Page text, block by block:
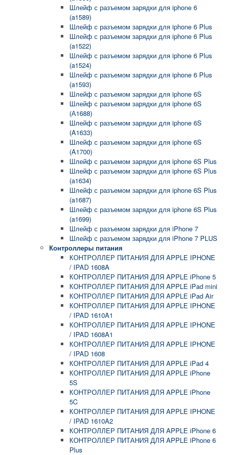
Шлейф с разъемом зарядки для iphone 6
(a1589)
Шлейф с разъемом зарядки для iphone 6 Plus
Шлейф с разъемом зарядки для iphone 6 Plus
(a1522)
Шлейф с разъемом зарядки для iphone 6 Plus
(a1524)
Шлейф с разъемом зарядки для iphone 6 Plus
(a1593)
Шлейф с разъемом зарядки для iphone 6S
Шлейф с разъемом зарядки для iphone 6S
(А1688)
Шлейф с разъемом зарядки для iphone 6S
(A1633)
Шлейф с разъемом зарядки для iphone 6S
(A1700)
Шлейф с разъемом зарядки для iphone 6S Plus
Шлейф с разъемом зарядки для iphone 6S Plus
(a1634)
Шлейф с разъемом зарядки для iphone 6S Plus
(a1687)
Шлейф с разъемом зарядки для iphone 6S Plus
(a1699)
Шлейф с разъемом зарядки для iPhone 7
Шлейф с разъемом зарядки для iPhone 7 PLUS
Контроллеры питания
КОНТРОЛЛЕР ПИТАНИЯ ДЛЯ APPLE IPHONE
/ IPAD 1608A
КОНТРОЛЛЕР ПИТАНИЯ ДЛЯ APPLE iPhone 5
КОНТРОЛЛЕР ПИТАНИЯ ДЛЯ APPLE iPad mini
КОНТРОЛЛЕР ПИТАНИЯ ДЛЯ APPLE iPad Air
КОНТРОЛЛЕР ПИТАНИЯ ДЛЯ APPLE IPHONE
/ IPAD 1610A1
КОНТРОЛЛЕР ПИТАНИЯ ДЛЯ APPLE IPHONE
/ IPAD 1608A1
КОНТРОЛЛЕР ПИТАНИЯ ДЛЯ APPLE IPHONE
/ IPAD 1608
КОНТРОЛЛЕР ПИТАНИЯ ДЛЯ APPLE iPad 4
КОНТРОЛЛЕР ПИТАНИЯ ДЛЯ APPLE iPhone
5S
КОНТРОЛЛЕР ПИТАНИЯ ДЛЯ APPLE iPhone
5C
КОНТРОЛЛЕР ПИТАНИЯ ДЛЯ APPLE IPHONE
/ IPAD 1610A2
КОНТРОЛЛЕР ПИТАНИЯ ДЛЯ APPLE iPhone 6
КОНТРОЛЛЕР ПИТАНИЯ ДЛЯ APPLE iPhone 6
Plus